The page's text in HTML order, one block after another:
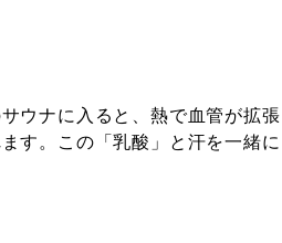
ウナに入ると、熱で血管が拡張
す。この「乳酸」と汗を一緒に